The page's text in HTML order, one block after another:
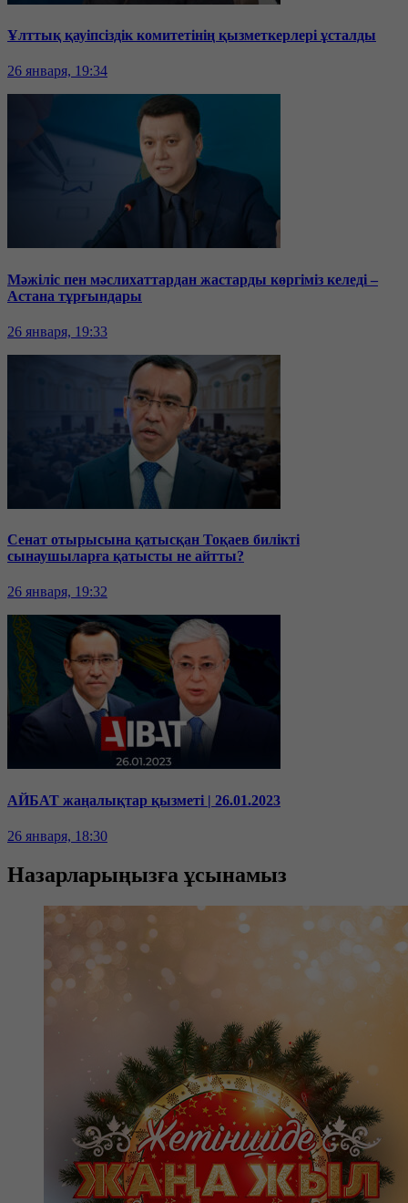
Ұлттық қауіпсіздік комитетінің қызметкерлері ұсталды
26 января, 19:34
Мәжіліс пен мәслихаттардан жастарды көргіміз келеді –
Астана тұрғындары
26 января, 19:33
Сенат отырысына қатысқан Тоқаев билікті
сынаушыларға қатысты не айтты?
26 января, 19:32
АЙБАТ жаңалықтар қызметі | 26.01.2023
26 января, 18:30
Назарларыңызға ұсынамыз